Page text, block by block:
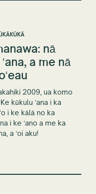
nā
ʻana, a me nā
2009, ua komo
kūkulu ʻana i ka
i ke kālā no ka
i ke ʻano a me ka
a ʻoi aku!